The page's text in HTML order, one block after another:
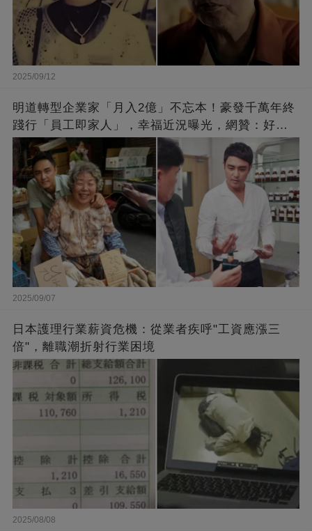
2025/09/12
明道轉型企業家「月入2億」不忘本！豪發千萬年終
踐行「員工即家人」，幸福近況曝光，網贊：好老
闆的福報
2025/09/07
日本護理行業薪資危機：從業者疾呼"工資應漲三
倍"，離職潮折射行業困境
2025/08/08